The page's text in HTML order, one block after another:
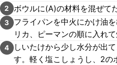
2 ボウルに(A)の材料を混ぜて
3
フライパンを中火にかけ油
リカ、ピーマンの順に入れて
4
しいたけから少し水分が出
す。軽く塩こしょうし、2の